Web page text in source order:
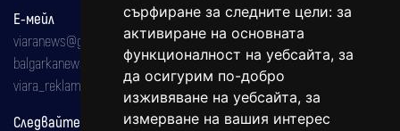
сърфиране за следните цели: за
активиране на основната
функционалност на уебсайта, за
да осигурим по-добро
изживяване на уебсайта, за
измерване на вашия интерес
Е-мейл
viaranews@gmail.com
balgarkanews@gmail.com
viara_reklama@mail.bg
Следвайте ни: